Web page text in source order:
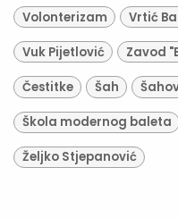
Volonterizam Vrtić
Vuk Pijetlović Zavod
Čestitke Šah
Škola modernog baleta
Željko Stjepanović